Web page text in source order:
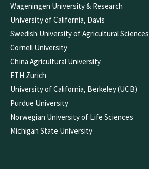
Wageningen University & Research
University of California, Davis
Swedish University of Agricultural Sciences
Cornell University
China Agricultural University
ETH Zurich
University of California, Berkeley (UCB)
Purdue University
Norwegian University of Life Sciences
Michigan State University